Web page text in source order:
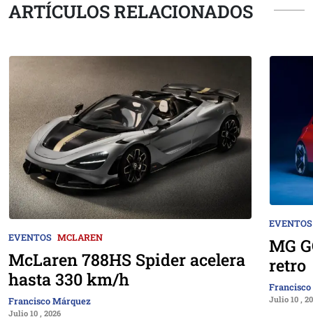
ARTÍCULOS RELACIONADOS
EVENTOS MCLAREN
McLaren 788HS Spider acelera
hasta 330 km/h
Francisco Márquez
Julio 10 , 2026
EVENTOS
MG
retro
Julio 10 ,